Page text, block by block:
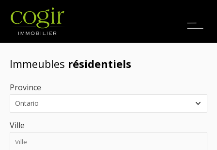
Emplois
Immeubles résidentiels
Province
Ville